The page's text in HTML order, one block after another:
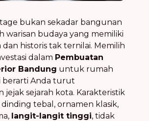
bukan sekadar bangunan
warisan budaya yang memiliki
dan historis tak ternilai. Memilih
dalam Pembuatan
Bandung untuk rumah
berarti Anda turut
jejak sejarah kota. Karakteristik
tebal, ornamen klasik,
langit-langit tinggi, tidak